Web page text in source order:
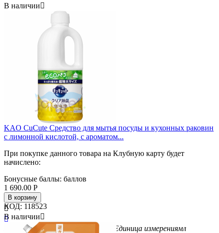
В наличии
KAO CuCute Средство для мытья посуды и кухонных раковин
с лимонной кислотой, с ароматом...
При покупке данного товара на Клубную карту будет
начислено:
Бонусные баллы: баллов
1 690.00 Р
В корзину


Брендкао Вес/Объем/Кол-во Единица измерениямл
КОД: 118523
В наличии